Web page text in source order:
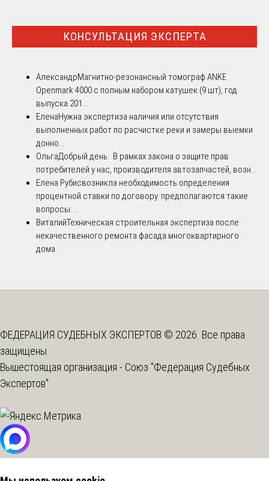
КОНСУЛЬТАЦИЯ ЭКСПЕРТА
АлександрМагнитно-резонансный томограф ANKE
Openmark 4000 с полным набором катушек (9 шт), год
выпуска 201...
ЕленаНужна экспертиза наличия или отсутствия
выполненных работ по расчистке реки и замеры выемки
донно...
ОльгаДобрый день. В рамках закона о защите прав
потребителей у нас, производителя автозапчастей, возн...
Елена Рубисвозникла необходимость определения
процентной ставки по договору. предполагаются такие
вопросы: ...
ВиталийТехническая строительная экспертиза после
некачественного ремонта фасада многоквартирного
дома
ФЕДЕРАЦИЯ СУДЕБНЫХ ЭКСПЕРТОВ © 2026. Все права
защищены
Вышестоящая организация - Союз "Федерация Судебных
Экспертов"